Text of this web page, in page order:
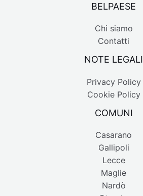
BELPAESE
Chi siamo
Contatti
NOTE LEGALI
Privacy Policy
Cookie Policy
COMUNI
Casarano
Gallipoli
Lecce
Maglie
Nardò